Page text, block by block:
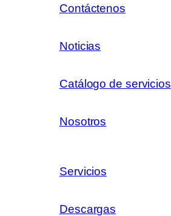
Contáctenos
Noticias
Catálogo de servicios
Nosotros
Servicios
Descargas